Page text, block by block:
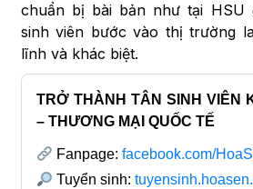
chuẩn bị bài bản như tại
sinh viên bước vào thị trường
lĩnh và khác biệt.
TRỞ THÀNH TÂN SINH VIÊN
– THƯƠNG MẠI QUỐC TẾ
Fanpage: facebook.com/
Tuyển sinh: